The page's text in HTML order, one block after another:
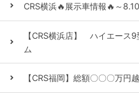
CRS横浜🔥展示車情報🔥～
【CRS横浜店】 ハイエース
ム
【CRS福岡】総額〇〇〇万